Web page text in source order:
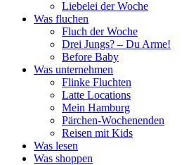
Liebelei der Woche
Was fluchen
Fluch der Woche
Drei Jungs? – Du Arme!
Before Baby
Was unternehmen
Flinke Fluchten
Latte Locations
Mein Hamburg
Pärchen-Wochenenden
Reisen mit Kids
Was lesen
Was shoppen